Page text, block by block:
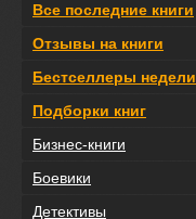
Все последние книги
Отзывы на книги
Бестселлеры недели
Подборки книг
Бизнес-книги
Боевики
Детективы